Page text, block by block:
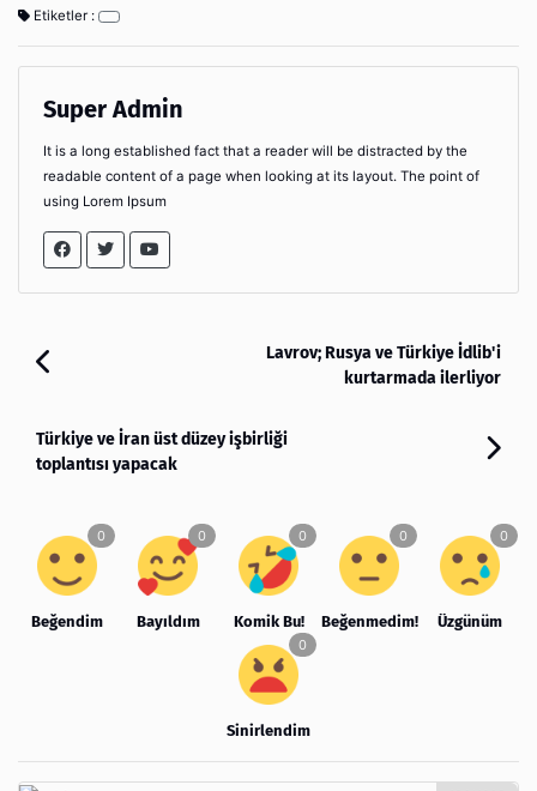
Etiketler :
Super Admin
It is a long established fact that a reader will be distracted by the
readable content of a page when looking at its layout. The point of
using Lorem Ipsum
Lavrov; Rusya ve Türkiye İdlib'i
kurtarmada ilerliyor
Türkiye ve İran üst düzey işbirliği
toplantısı yapacak
Beğendim Bayıldım Komik Bu! Beğenmedim! Üzgünüm
Sinirlendim